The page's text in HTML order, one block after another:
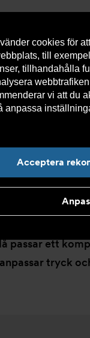
cookies för
till
tillhandahålla
vi att du
anpassa
Acceptera
Om Armatec
passar ett
tryck